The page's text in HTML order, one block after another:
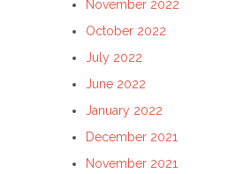
November 2022
October 2022
July 2022
June 2022
January 2022
December 2021
November 2021